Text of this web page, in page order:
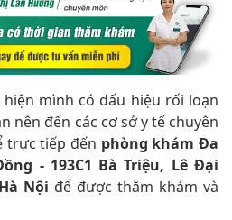
mình có dấu hiệu rối loạn
nên đến các cơ sở y tế chuyên
trực tiếp đến phòng khám Đa
- 193C1 Bà Triệu, Lê Đại
Nội để được thăm khám và